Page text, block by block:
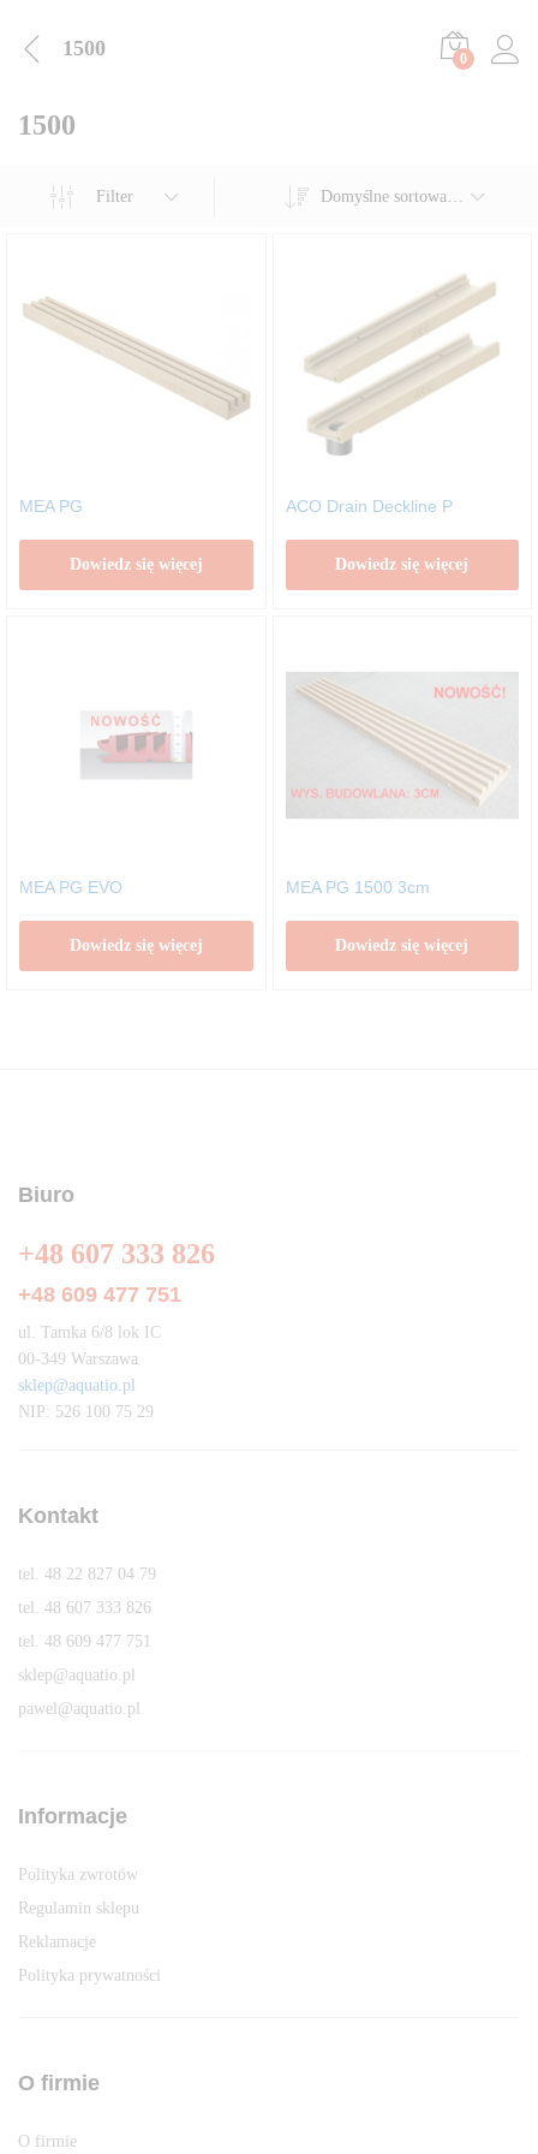
1500 0
1500
Filter Domyślne sortowanie
MEA PG
Dowiedz się więcej
ACO Drain Deckline P
Dowiedz się więcej
MEA PG EVO
Dowiedz się więcej
MEA PG 1500 3cm
Dowiedz się więcej
Biuro
+48 607 333 826
+48 609 477 751
ul. Tamka 6/8 lok IC
00-349 Warszawa
sklep@aquatio.pl
NIP: 526 100 75 29
Kontakt
tel. 48 22 827 04 79
tel. 48 607 333 826
tel. 48 609 477 751
sklep@aquatio.pl
pawel@aquatio.p
Informacje
Polityka zwrotów
Regulamin sklepu
Reklamacje
Polityka prywatności
O firmie
O firmie